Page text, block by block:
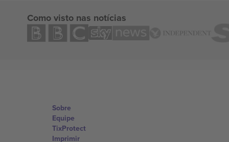
Como visto nas notícias
Sobre
Equipe
TixProtect
Imprimir